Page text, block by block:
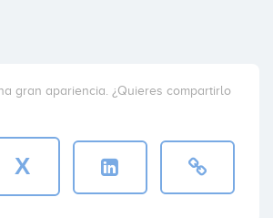
gran apariencia. ¿Quieres compartirlo
X